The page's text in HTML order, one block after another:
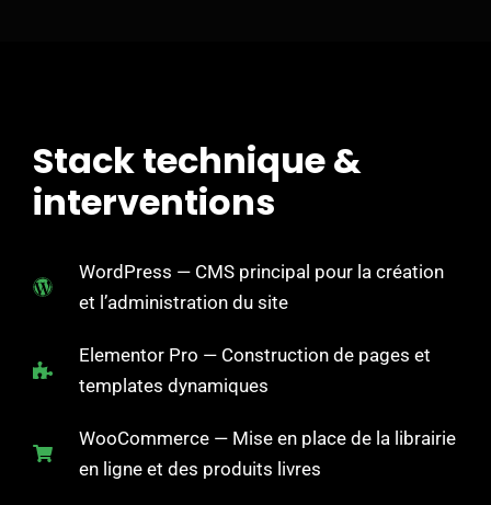
Stack technique &
interventions
WordPress — CMS principal pour la création
et l’administration du site
Elementor Pro — Construction de pages et
templates dynamiques
WooCommerce — Mise en place de la librairie
en ligne et des produits livres